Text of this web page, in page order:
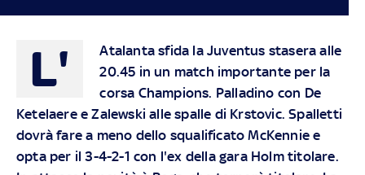
L'
Atalanta sfida la Juventus stasera alle
20.45 in un match importante per la
corsa Champions. Palladino con De
Ketelaere e Zalewski alle spalle di Krstovic.Spalletti
dovrà fare a meno dello squalificato McKennie e
opta per il 3-4-2-1 con l'ex della gara Holm titolare.